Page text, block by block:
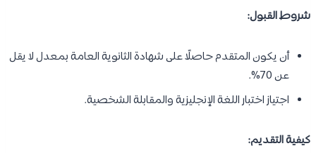
شروط القبول:
أن يكون المتقدم حاصلًا على شهادة الثانوية العامة بمعدل لا يقل
عن 70%.
اجتياز اختبار اللغة الإنجليزية والمقابلة الشخصية.
كيفية التقديم: